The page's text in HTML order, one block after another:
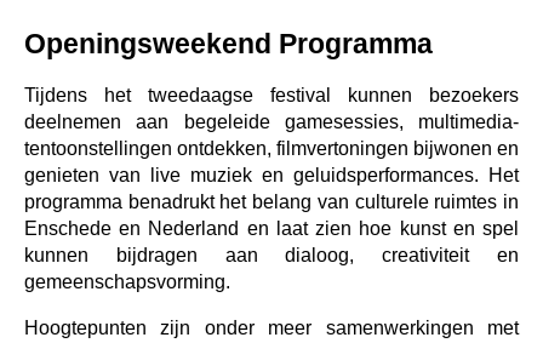
Openingsweekend Programma
Tijdens het tweedaagse festival kunnen bezoekers
deelnemen aan begeleide gamesessies, multimedia-
tentoonstellingen ontdekken, filmvertoningen bijwonen en
genieten van live muziek en geluidsperformances. Het
programma benadrukt het belang van culturele ruimtes in
Enschede en Nederland en laat zien hoe kunst en spel
kunnen bijdragen aan dialoog, creativiteit en
gemeenschapsvorming.
Hoogtepunten zijn onder meer samenwerkingen met